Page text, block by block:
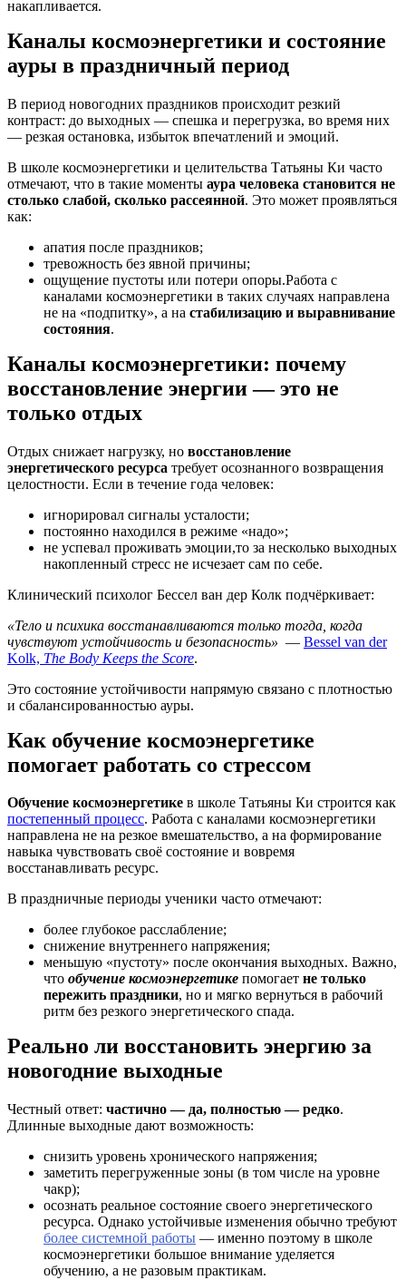
накапливается.
Каналы космоэнергетики и состояние
ауры в праздничный период
В период новогодних праздников происходит резкий
контраст: до выходных — спешка и перегрузка, во время них
— резкая остановка, избыток впечатлений и эмоций.
В школе космоэнергетики и целительства Татьяны Ки часто
отмечают, что в такие моменты аура человека становится не
столько слабой, сколько рассеянной. Это может проявляться
как:
апатия после праздников;
тревожность без явной причины;
ощущение пустоты или потери опоры.Работа с
каналами космоэнергетики в таких случаях направлена
не на «подпитку», а на стабилизацию и выравнивание
состояния.
Каналы космоэнергетики: почему
восстановление энергии — это не
только отдых
Отдых снижает нагрузку, но восстановление
энергетического ресурса требует осознанного возвращения
целостности. Если в течение года человек:
игнорировал сигналы усталости;
постоянно находился в режиме «надо»;
не успевал проживать эмоции,то за несколько выходных
накопленный стресс не исчезает сам по себе.
Клинический психолог Бессел ван дер Колк подчёркивает:
«Тело и психика восстанавливаются только тогда, когда
чувствуют устойчивость и безопасность» — Bessel van der
Kolk, The Body Keeps the Score.
Это состояние устойчивости напрямую связано с плотностью
и сбалансированностью ауры.
Как обучение космоэнергетике
помогает работать со стрессом
Обучение космоэнергетике в школе Татьяны Ки строится как
постепенный процесс. Работа с каналами космоэнергетики
направлена не на резкое вмешательство, а на формирование
навыка чувствовать своё состояние и вовремя
восстанавливать ресурс.
В праздничные периоды ученики часто отмечают:
более глубокое расслабление;
снижение внутреннего напряжения;
меньшую «пустоту» после окончания выходных. Важно,
что обучение космоэнергетике помогает не только
пережить праздники, но и мягко вернуться в рабочий
ритм без резкого энергетического спада.
Реально ли восстановить энергию за
новогодние выходные
Честный ответ: частично — да, полностью — редко.
Длинные выходные дают возможность:
снизить уровень хронического напряжения;
заметить перегруженные зоны (в том числе на уровне
чакр);
осознать реальное состояние своего энергетического
ресурса. Однако устойчивые изменения обычно требуют
более системной работы — именно поэтому в школе
космоэнергетики большое внимание уделяется
обучению, а не разовым практикам.